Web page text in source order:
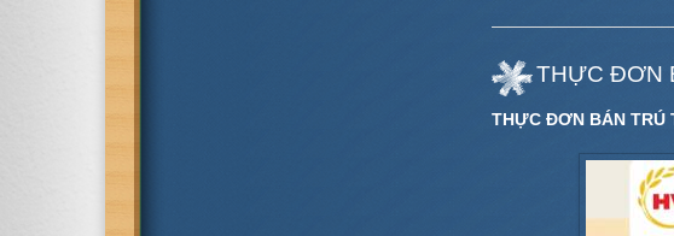
THỰC ĐƠN
THỰC ĐƠN BÁN TRÚ